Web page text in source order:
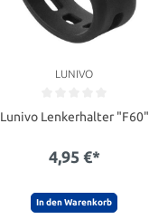
LUNIVO
Lunivo Lenkerhalter "F60"
4,95 €*
In den Warenkorb